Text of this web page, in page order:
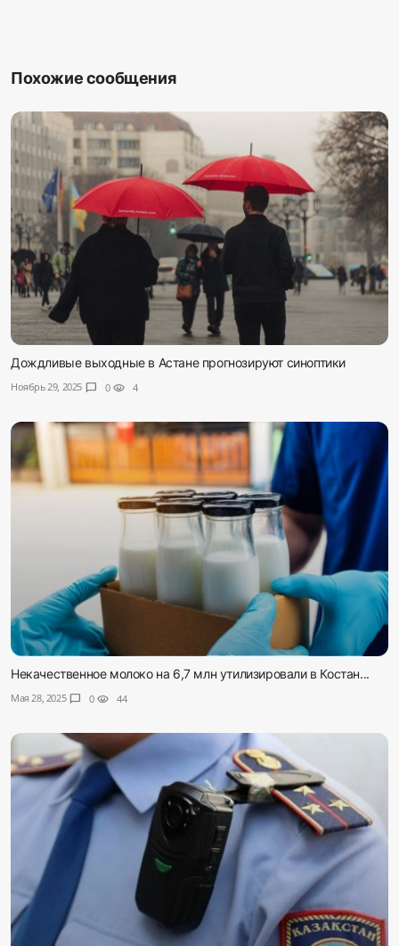
Похожие сообщения
Дождливые выходные в Астане прогнозируют синоптики
Ноябрь 29, 2025 chat_bubble 0 visibility 4
Некачественное молоко на 6,7 млн утилизировали в Костан...
Мая 28, 2025 chat_bubble 0 visibility 44